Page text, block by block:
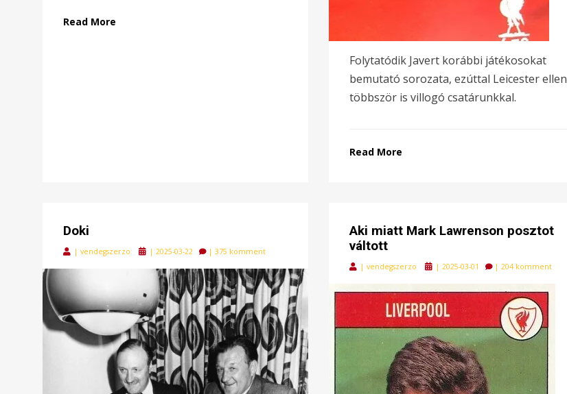
Read More
Folytatódik Javert korábbi játékosokat
bemutató sorozata, ezúttal Leicester ellen
többször is villogó csatárunkkal.
Read More
Doki
| vendegszerzo
Posted
| 2025-03-22 | 375 komment
Aki miatt Mark Lawrenson posztot
váltott
| vendegszerzo
Posted
| 2025-03-01 | 204 komment